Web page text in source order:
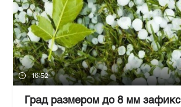
16:52
Град размером до 8 мм